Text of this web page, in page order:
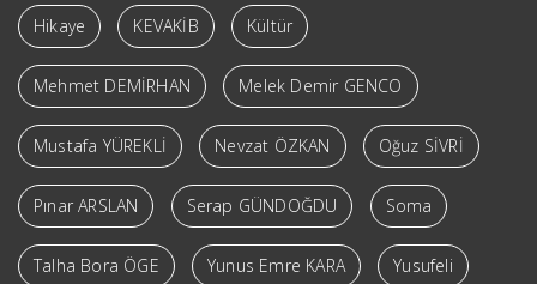
Hikaye KEVAKİB Kültür
Mehmet DEMİRHAN Melek Demir GENCO
Mustafa YÜREKLİ Nevzat ÖZKAN Oğuz SİVRİ
Pınar ARSLAN Serap GÜNDOĞDU Soma
Talha Bora ÖGE Yunus Emre KARA Yusufeli